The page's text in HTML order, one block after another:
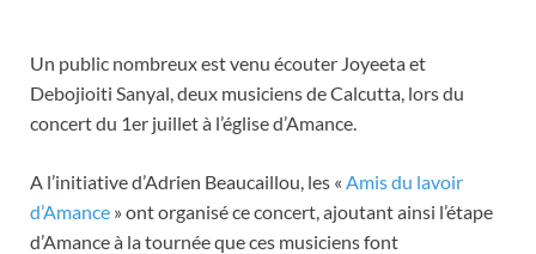
Un public nombreux est venu écouter Joyeeta et
Debojioiti Sanyal, deux musiciens de Calcutta, lors du
concert du 1er juillet à l’église d’Amance.
A l’initiative d’Adrien Beaucaillou, les « Amis du lavoir
d’Amance » ont organisé ce concert, ajoutant ainsi l’étape
d’Amance à la tournée que ces musiciens font